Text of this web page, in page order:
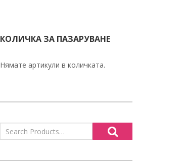
КОЛИЧКА ЗА ПАЗАРУВАНЕ
Нямате артикули в количката.